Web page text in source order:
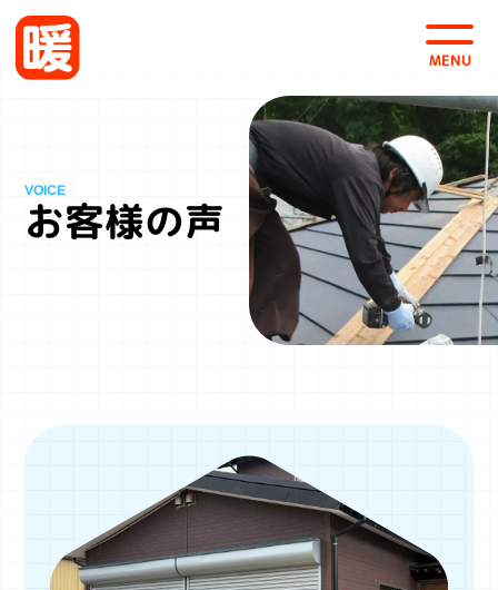
採用情報
お問い合わせ・お見積
株式会社 暖
〒963-0101
福島県郡山市安積町日出山4-125
お客様の声